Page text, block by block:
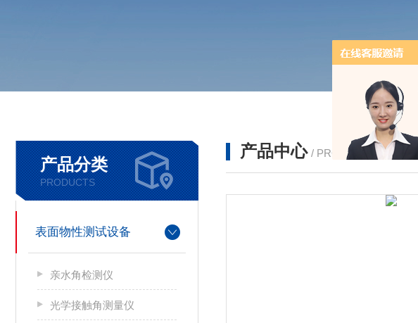
产品分类
PRODUCTS
表面物性测试设备
亲水角检测仪
光学接触角测量仪
产品中心 / PRODUCTS